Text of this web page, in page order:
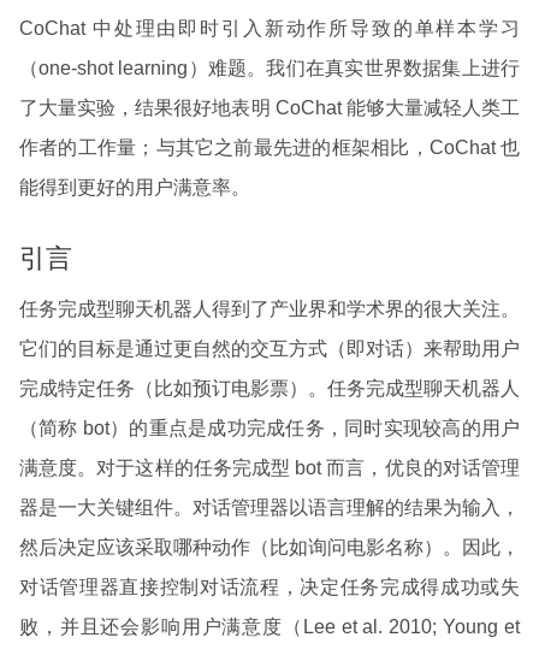
CoChat 中处理由即时引入新动作所导致的单样本学习
（one-shot learning）难题。我们在真实世界数据集上进行
了大量实验，结果很好地表明 CoChat 能够大量减轻人类工
作者的工作量；与其它之前最先进的框架相比，CoChat 也
能得到更好的用户满意率。
引言
任务完成型聊天机器人得到了产业界和学术界的很大关注。
它们的目标是通过更自然的交互方式（即对话）来帮助用户
完成特定任务（比如预订电影票）。任务完成型聊天机器人
（简称 bot）的重点是成功完成任务，同时实现较高的用户
满意度。对于这样的任务完成型 bot 而言，优良的对话管理
器是一大关键组件。对话管理器以语言理解的结果为输入，
然后决定应该采取哪种动作（比如询问电影名称）。因此，
对话管理器直接控制对话流程，决定任务完成得成功或失
败，并且还会影响用户满意度（Lee et al. 2010; Young et